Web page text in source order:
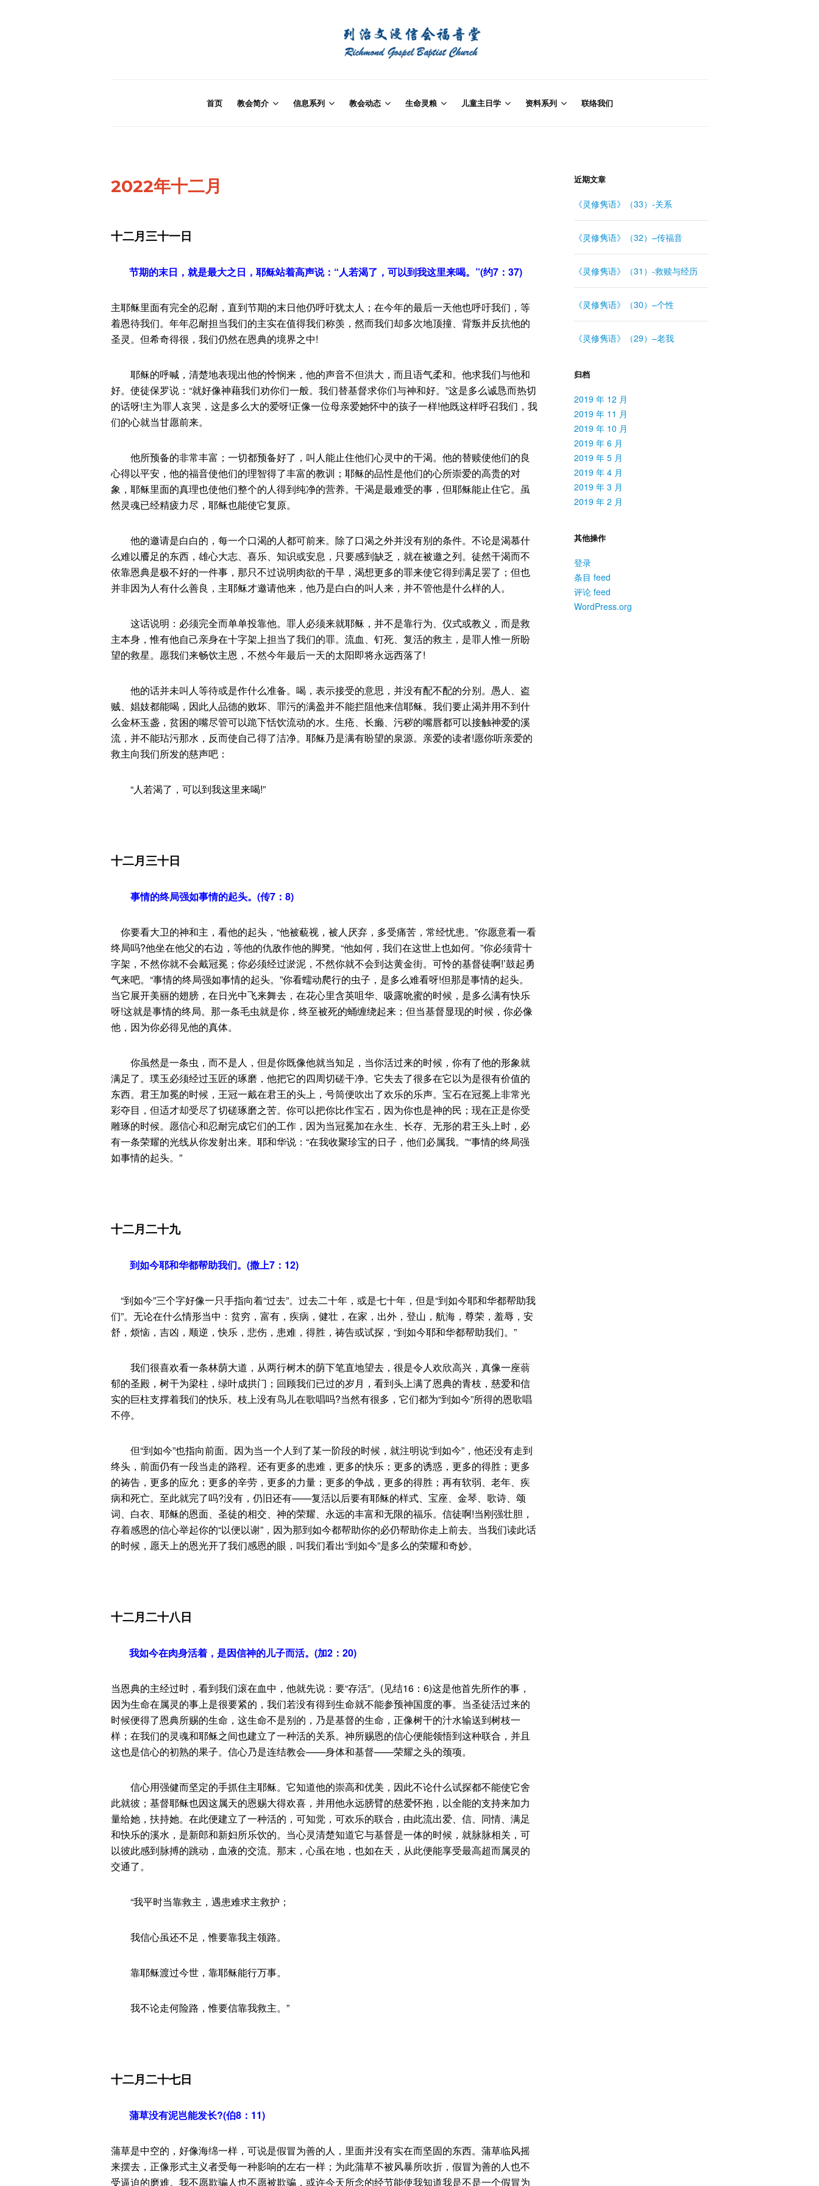
首页 教会简介 信息系列 教会动态 生命灵粮 儿童主日学 资料系列 联络我们
2022年十二月
十二月三十一日
节期的末日，就是最大之日，耶稣站着高声说：“人若渴了，可以到我这里来喝。”(约7：37)
主耶稣里面有完全的忍耐，直到节期的末日他仍呼吁犹太人；在今年的最后一天他也呼吁我们，等
着恩待我们。年年忍耐担当我们的主实在值得我们称羡，然而我们却多次地顶撞、背叛并反抗他的
圣灵。但希奇得很，我们仍然在恩典的境界之中!
耶稣的呼喊，清楚地表现出他的怜悯来，他的声音不但洪大，而且语气柔和。他求我们与他和
好。使徒保罗说：“就好像神藉我们劝你们一般。我们替基督求你们与神和好。”这是多么诚恳而热切
的话呀!主为罪人哀哭，这是多么大的爱呀!正像一位母亲爱她怀中的孩子一样!他既这样呼召我们，我
们的心就当甘愿前来。
他所预备的非常丰富；一切都预备好了，叫人能止住他们心灵中的干渴。他的替赎使他们的良
心得以平安，他的福音使他们的理智得了丰富的教训；耶稣的品性是他们的心所崇爱的高贵的对
象，耶稣里面的真理也使他们整个的人得到纯净的营养。干渴是最难受的事，但耶稣能止住它。虽
然灵魂已经精疲力尽，耶稣也能使它复原。
他的邀请是白白的，每一个口渴的人都可前来。除了口渴之外并没有别的条件。不论是渴慕什
么难以餍足的东西，雄心大志、喜乐、知识或安息，只要感到缺乏，就在被邀之列。徒然干渴而不
依靠恩典是极不好的一件事，那只不过说明肉欲的干旱，渴想更多的罪来使它得到满足罢了；但也
并非因为人有什么善良，主耶稣才邀请他来，他乃是白白的叫人来，并不管他是什么样的人。
这话说明：必须完全而单单投靠他。罪人必须来就耶稣，并不是靠行为、仪式或教义，而是救
主本身，惟有他自己亲身在十字架上担当了我们的罪。流血、钉死、复活的救主，是罪人惟一所盼
望的救星。愿我们来畅饮主恩，不然今年最后一天的太阳即将永远西落了!
他的话并未叫人等待或是作什么准备。喝，表示接受的意思，并没有配不配的分别。愚人、盗
贼、娼妓都能喝，因此人品德的败坏、罪污的满盈并不能拦阻他来信耶稣。我们要止渴并用不到什
么金杯玉盏，贫困的嘴尽管可以跪下恬饮流动的水。生疮、长癞、污秽的嘴唇都可以接触神爱的溪
流，并不能玷污那水，反而使自己得了洁净。耶稣乃是满有盼望的泉源。亲爱的读者!愿你听亲爱的
救主向我们所发的慈声吧：
“人若渴了，可以到我这里来喝!”
十二月三十日
事情的终局强如事情的起头。(传7：8)
你要看大卫的神和主，看他的起头，“他被藐视，被人厌弃，多受痛苦，常经忧患。”你愿意看一看
终局吗?他坐在他父的右边，等他的仇敌作他的脚凳。“他如何，我们在这世上也如何。”你必须背十
字架，不然你就不会戴冠冕；你必须经过淤泥，不然你就不会到达黄金街。可怜的基督徒啊!’鼓起勇
气来吧。“事情的终局强如事情的起头。”你看蠕动爬行的虫子，是多么难看呀!但那是事情的起头。
当它展开美丽的翅膀，在日光中飞来舞去，在花心里含英咀华、吸露吮蜜的时候，是多么满有快乐
呀!这就是事情的终局。那一条毛虫就是你，终至被死的蛹缠绕起来；但当基督显现的时候，你必像
他，因为你必得见他的真体。
你虽然是一条虫，而不是人，但是你既像他就当知足，当你活过来的时候，你有了他的形象就
满足了。璞玉必须经过玉匠的琢磨，他把它的四周切磋干净。它失去了很多在它以为是很有价值的
东西。君王加冕的时候，王冠一戴在君王的头上，号筒便吹出了欢乐的乐声。宝石在冠冕上非常光
彩夺目，但适才却受尽了切磋琢磨之苦。你可以把你比作宝石，因为你也是神的民；现在正是你受
雕琢的时候。愿信心和忍耐完成它们的工作，因为当冠冕加在永生、长存、无形的君王头上时，必
有一条荣耀的光线从你发射出来。耶和华说：“在我收聚珍宝的日子，他们必属我。”“事情的终局强
如事情的起头。”
十二月二十九
到如今耶和华都帮助我们。(撒上7：12)
“到如今”三个字好像一只手指向着“过去”。过去二十年，或是七十年，但是“到如今耶和华都帮助我
们”。无论在什么情形当中：贫穷，富有，疾病，健壮，在家，出外，登山，航海，尊荣，羞辱，安
舒，烦恼，吉凶，顺逆，快乐，悲伤，患难，得胜，祷告或试探，“到如今耶和华都帮助我们。”
我们很喜欢看一条林荫大道，从两行树木的荫下笔直地望去，很是令人欢欣高兴，真像一座蓊
郁的圣殿，树干为梁柱，绿叶成拱门；回顾我们已过的岁月，看到头上满了恩典的青枝，慈爱和信
实的巨柱支撑着我们的快乐。枝上没有鸟儿在歌唱吗?当然有很多，它们都为“到如今”所得的恩歌唱
不停。
但“到如今”也指向前面。因为当一个人到了某一阶段的时候，就注明说“到如今”，他还没有走到
终头，前面仍有一段当走的路程。还有更多的患难，更多的快乐；更多的诱惑，更多的得胜；更多
的祷告，更多的应允；更多的辛劳，更多的力量；更多的争战，更多的得胜；再有软弱、老年、疾
病和死亡。至此就完了吗?没有，仍旧还有——复活以后要有耶稣的样式、宝座、金琴、歌诗、颂
词、白衣、耶稣的恩面、圣徒的相交、神的荣耀、永远的丰富和无限的福乐。信徒啊!当刚强壮胆，
存着感恩的信心举起你的“以便以谢”，因为那到如今都帮助你的必仍帮助你走上前去。当我们读此话
的时候，愿天上的恩光开了我们感恩的眼，叫我们看出“到如今”是多么的荣耀和奇妙。
十二月二十八日
我如今在肉身活着，是因信神的儿子而活。(加2：20)
当恩典的主经过时，看到我们滚在血中，他就先说：要“存活”。(见结16：6)这是他首先所作的事，
因为生命在属灵的事上是很要紧的，我们若没有得到生命就不能参预神国度的事。当圣徒活过来的
时候便得了恩典所赐的生命，这生命不是别的，乃是基督的生命，正像树干的汁水输送到树枝一
样；在我们的灵魂和耶稣之间也建立了一种活的关系。神所赐恩的信心便能领悟到这种联合，并且
这也是信心的初熟的果子。信心乃是连结教会——身体和基督——荣耀之头的颈项。
信心用强健而坚定的手抓住主耶稣。它知道他的崇高和优美，因此不论什么试探都不能使它舍
此就彼；基督耶稣也因这属天的恩赐大得欢喜，并用他永远膀臂的慈爱怀抱，以全能的支持来加力
量给她，扶持她。在此便建立了一种活的，可知觉，可欢乐的联合，由此流出爱、信、同情、满足
和快乐的溪水，是新郎和新妇所乐饮的。当心灵清楚知道它与基督是一体的时候，就脉脉相关，可
以彼此感到脉搏的跳动，血液的交流。那末，心虽在地，也如在天，从此便能享受最高超而属灵的
交通了。
“我平时当靠救主，遇患难求主救护；
我信心虽还不足，惟要靠我主领路。
靠耶稣渡过今世，靠耶稣能行万事。
我不论走何险路，惟要信靠我救主。”
十二月二十七日
蒲草没有泥岂能发长?(伯8：11)
蒲草是中空的，好像海绵一样，可说是假冒为善的人，里面并没有实在而坚固的东西。蒲草临风摇
来摆去，正像形式主义者受每一种影响的左右一样；为此蒲草不被风暴所吹折，假冒为善的人也不
受逼迫的磨难。我不愿欺骗人也不愿被欺骗，或许今天所念的经节能使我知道我是不是一个假冒为
近期文章
《灵修隽语》（33）-关系
《灵修隽语》（32）–传福音
《灵修隽语》（31）-救赎与经历
《灵修隽语》（30）–个性
《灵修隽语》（29）–老我
归档
2019 年 12 月
2019 年 11 月
2019 年 10 月
2019 年 6 月
2019 年 5 月
2019 年 4 月
2019 年 3 月
2019 年 2 月
其他操作
登录
条目 feed
评论 feed
WordPress.org